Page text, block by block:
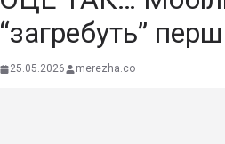
“загребуть”
25.05.2026 merezha.co